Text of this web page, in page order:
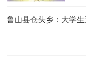
鲁山县仓头乡：大学生